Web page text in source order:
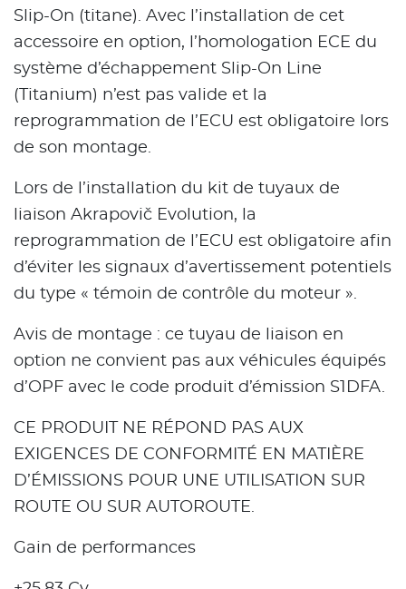
Slip-On (titane). Avec l’installation de cet
accessoire en option, l’homologation ECE du
système d’échappement Slip-On Line
(Titanium) n’est pas valide et la
reprogrammation de l’ECU est obligatoire lors
de son montage.
Lors de l’installation du kit de tuyaux de
liaison Akrapovič Evolution, la
reprogrammation de l’ECU est obligatoire afin
d’éviter les signaux d’avertissement potentiels
du type « témoin de contrôle du moteur ».
Avis de montage : ce tuyau de liaison en
option ne convient pas aux véhicules équipés
d’OPF avec le code produit d’émission S1DFA.
CE PRODUIT NE RÉPOND PAS AUX
EXIGENCES DE CONFORMITÉ EN MATIÈRE
D’ÉMISSIONS POUR UNE UTILISATION SUR
ROUTE OU SUR AUTOROUTE.
Gain de performances